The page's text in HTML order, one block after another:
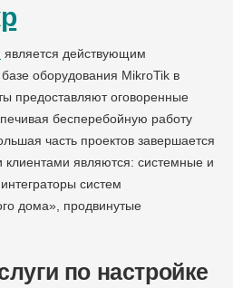
является действующим
оборудования MikroTik в
предоставляют оговоренные
бесперебойную работу
часть проектов завершается
являются: системные и
систем
дома», продвинутые
по настройке